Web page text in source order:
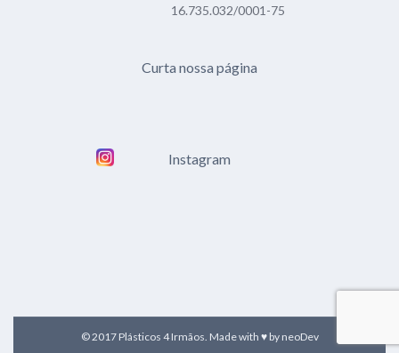
16.735.032/0001-75
Curta nossa página
Instagram
© 2017 Plásticos 4 Irmãos. Made with ♥ by neoDev